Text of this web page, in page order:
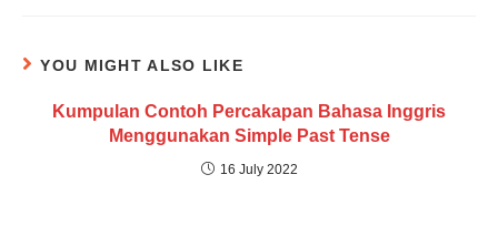
YOU MIGHT ALSO LIKE
Kumpulan Contoh Percakapan Bahasa Inggris
Menggunakan Simple Past Tense
16 July 2022